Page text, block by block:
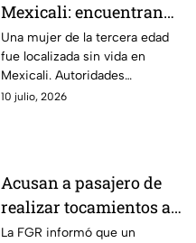
Mexicali: encuentran
sin vida a mujer de la
tercera edad tras
presunto ataque
animal
Una mujer de la tercera edad
fue localizada sin vida en
Mexicali. Autoridades
investigan si el caso está
10 julio, 2026
Acusan a pasajero de
realizar tocamientos a
menor durante vuelo
La FGR informó que un